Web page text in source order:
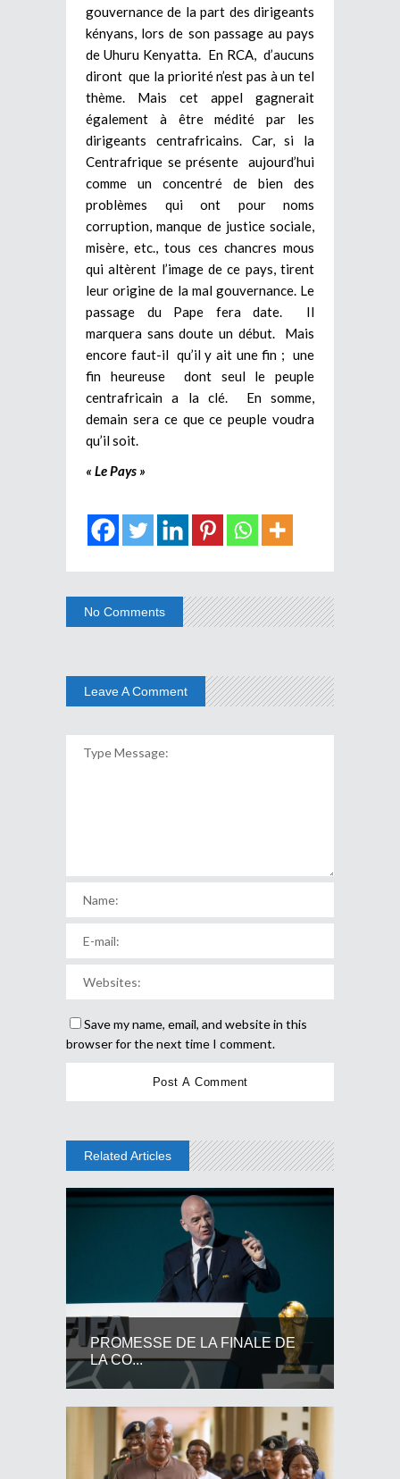
gouvernance de la part des dirigeants
kényans, lors de son passage au pays
de Uhuru Kenyatta. En RCA, d’aucuns
diront que la priorité n’est pas à un tel
thème. Mais cet appel gagnerait
également à être médité par les
dirigeants centrafricains. Car, si la
Centrafrique se présente aujourd’hui
comme un concentré de bien des
problèmes qui ont pour noms
corruption, manque de justice sociale,
misère, etc., tous ces chancres mous
qui altèrent l’image de ce pays, tirent
leur origine de la mal gouvernance. Le
passage du Pape fera date. Il
marquera sans doute un début. Mais
encore faut-il qu’il y ait une fin ; une
fin heureuse dont seul le peuple
centrafricain a la clé. En somme,
demain sera ce que ce peuple voudra
qu’il soit.
« Le Pays »
No Comments
Leave A Comment
Save my name, email, and website in this
browser for the next time I comment.
Related Articles
PROMESSE DE LA FINALE DE
LA CO...